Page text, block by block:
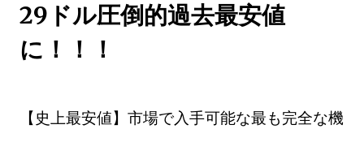
29ドル圧倒的過去最安値
に！！！
【史上最安値】市場で入手可能な最も完全な機